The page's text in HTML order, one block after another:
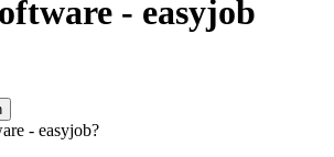
- easyjob
- easyjob?